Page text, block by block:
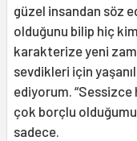
güzel insandan söz
olduğunu bilip hiç
karakterize yeni
sevdikleri için
ediyorum. “Sessizce
çok borçlu
sadece.